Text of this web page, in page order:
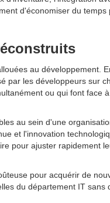
d'économiser du temps
au développement.
par les développeurs sur
ou qui font face
au sein d'une
et l'innovation
pour ajuster rapidement
pour acquérir de
du département IT sans